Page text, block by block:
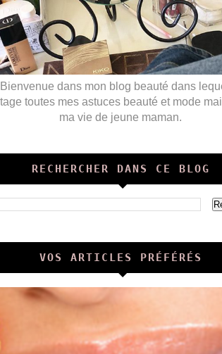
Bienvenue dans mon blog beauté dans
toutes mes astuces beauté et mode
ma vie de jeune maman.
RECHERCHER DANS CE BLOG
VOS ARTICLES PRÉFÉRÉS